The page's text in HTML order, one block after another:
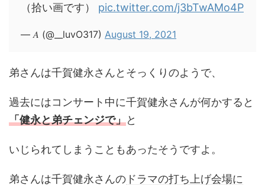
（拾い画です） pic.twitter.com/j3bTwAMo4P
— 𝐴 (@__luvO317) August 19, 2021
弟さんは千賀健永さんとそっくりのようで、
過去にはコンサート中に千賀健永さんが何かすると
「健永と弟チェンジで」と
いじられてしまうこともあったそうですよ。
弟さんは千賀健永さんの ドラマの打ち上げ会場に